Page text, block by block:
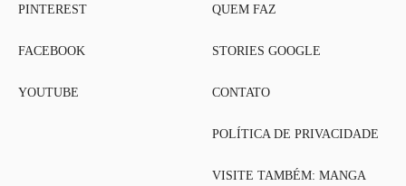
PINTEREST
FACEBOOK
YOUTUBE
QUEM FAZ
STORIES GOOGLE
CONTATO
POLÍTICA DE PRIVACIDADE
VISITE TAMBÉM: MANGA